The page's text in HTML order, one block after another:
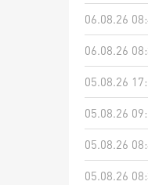
06.08.26
06.08.26
05.08.26
05.08.26
05.08.26
05.08.26